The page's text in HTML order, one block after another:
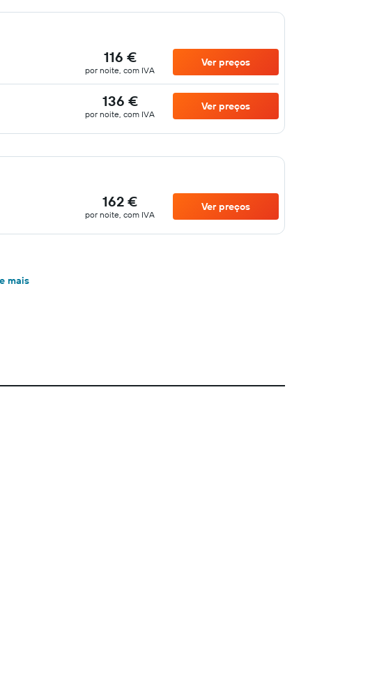
116 €
por noite, com IVA
Ver preços
136 €
por noite, com IVA
Ver preços
162 €
por noite, com IVA
Ver preços
mais